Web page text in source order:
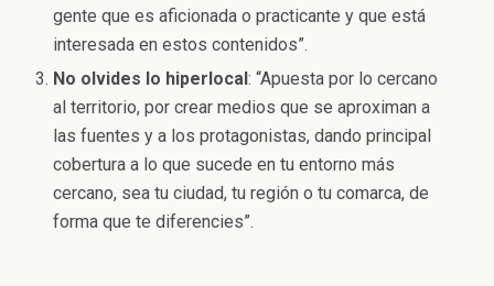
gente que es aficionada o practicante y que está
interesada en estos contenidos”.
No olvides lo hiperlocal: “Apuesta por lo cercano
al territorio, por crear medios que se aproximan a
las fuentes y a los protagonistas, dando principal
cobertura a lo que sucede en tu entorno más
cercano, sea tu ciudad, tu región o tu comarca, de
forma que te diferencies”.